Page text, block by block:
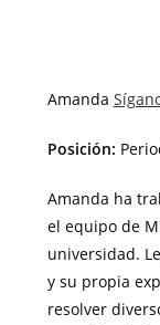
Amanda
Posición:
Amanda ha
el equipo de
universidad.
y su propia
resolver